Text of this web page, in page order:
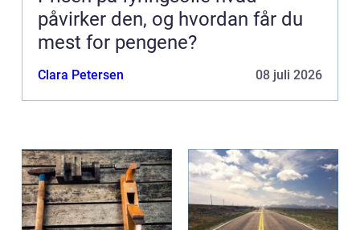
påvirker den, og hvordan får du
mest for pengene?
Clara Petersen 08 juli 2026